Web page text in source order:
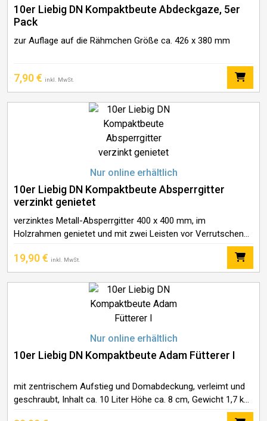
10er Liebig DN Kompaktbeute Abdeckgaze, 5er
Pack
zur Auflage auf die Rähmchen Größe ca. 426 x 380 mm
7,90€ inkl. MwSt.
Nur online erhältlich
10er Liebig DN Kompaktbeute Absperrgitter
verzinkt genietet
verzinktes Metall-Absperrgitter 400 x 400 mm, im
Holzrahmen genietet und mit zwei Leisten vor Verrutschen
19,90€ inkl. MwSt.
Nur online erhältlich
10er Liebig DN Kompaktbeute Adam Fütterer I
mit zentrischem Aufstieg und Domabdeckung, verleimt und
geschraubt, Inhalt ca. 10 Liter Höhe ca. 8 cm, Gewicht 1,7 kg